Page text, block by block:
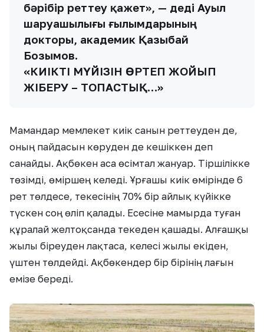
бәрібір реттеу қажет», — деді Ауыл
шаруашылығы ғылымдарының
докторы, академик Қазыбай
Бозымов.
«КИІКТІҢ МҮЙІЗІН ӨРТЕП ЖОЙЫП
ЖІБЕРУ – ТОПАСТЫҚ…»
Мамандар мемлекет киік санын реттеуден де,
оның пайдасын көруден де кешіккен деп
санайды. Ақбөкен аса өсімтал жануар. Тіршілікке
төзімді, өміршең келеді. Ұрғашы киік өмірінде 6
рет төлдесе, текесінің 70% бір айлық күйікке
түскен соң өліп қалады. Есесіне мамырда туған
құралай желтоқсанда текеден қашады. Алғашқы
жылы біреуден лақтаса, келесі жылы екіден,
үштен төлдейді. Ақбөкендер бір бірінің лағын
емізе береді.